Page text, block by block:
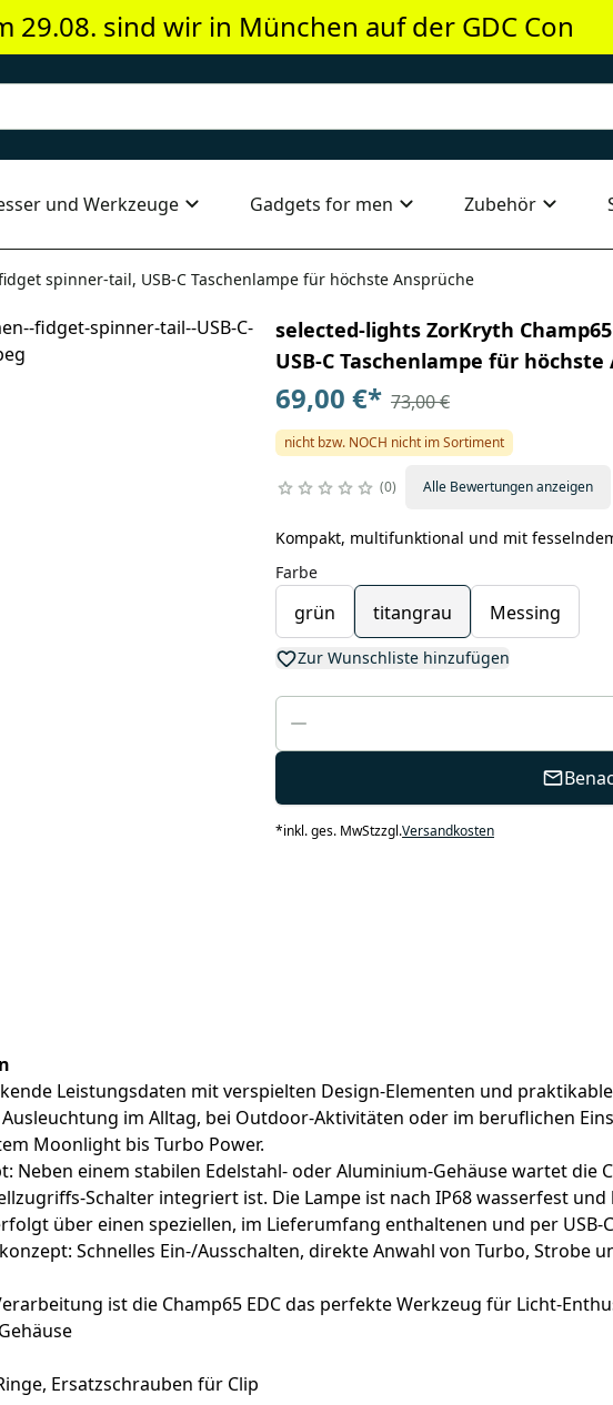
29.08. sind wir in München auf der GDC Con
und Werkzeuge Gadgets for men Zubehör
spinner-tail, USB-C Taschenlampe für höchste Ansprüche
selected-lights ZorKryth
USB-C Taschenlampe für höchste
69,00 €* 73,00 €
nicht bzw. NOCH nicht im Sortiment
0 Alle Bewertungen anzeigen
Kompakt, multifunktional und mit
Farbe
grün titangrau Messing
Zur Wunschliste hinzufügen
*inkl. ges. MwStzzgl.Versandkosten
Leistungsdaten mit verspielten Design-Elementen und
im Alltag, bei Outdoor-Aktivitäten oder im beruflichen
Moonlight bis Turbo Power.
einem stabilen Edelstahl- oder Aluminium-Gehäuse wartet die
Schalter integriert ist. Die Lampe ist nach IP68 wasserfest
über einen speziellen, im Lieferumfang enthaltenen und per USB-
Schnelles Ein-/Ausschalten, direkte Anwahl von Turbo, Strobe
ist die Champ65 EDC das perfekte Werkzeug für Licht-
Ersatzschrauben für Clip